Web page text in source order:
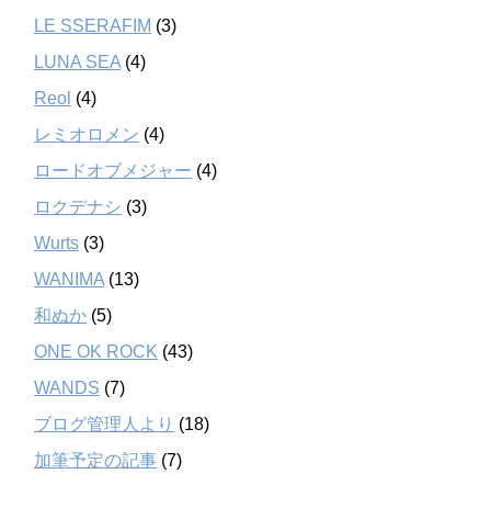
LE SSERAFIM (3)
LUNA SEA (4)
Reol (4)
レミオロメン (4)
ロードオブメジャー (4)
ロクデナシ (3)
Wurts (3)
WANIMA (13)
和ぬか (5)
ONE OK ROCK (43)
WANDS (7)
ブログ管理人より (18)
加筆予定の記事 (7)